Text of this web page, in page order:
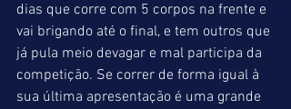
dias que corre com 5 corpos na frente e
vai brigando até o final, e tem outros que
já pula meio devagar e mal participa da
competição. Se correr de forma igual à
sua última apresentação é uma grande